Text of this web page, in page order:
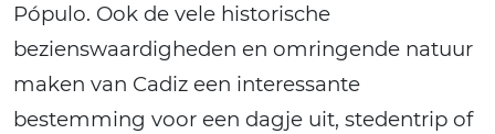
Pópulo. Ook de vele historische
bezienswaardigheden en omringende natuur
maken van Cadiz een interessante
bestemming voor een dagje uit, stedentrip of